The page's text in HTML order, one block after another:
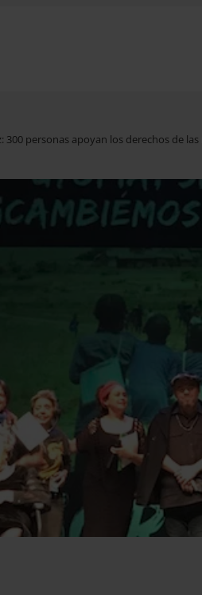
300 personas apoyan los derechos de